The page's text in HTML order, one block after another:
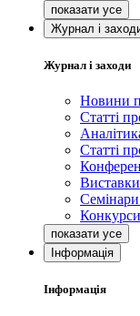
Журнал і
Журнал і заходи
Новини
Статті
Статті
Інформація
Інформація